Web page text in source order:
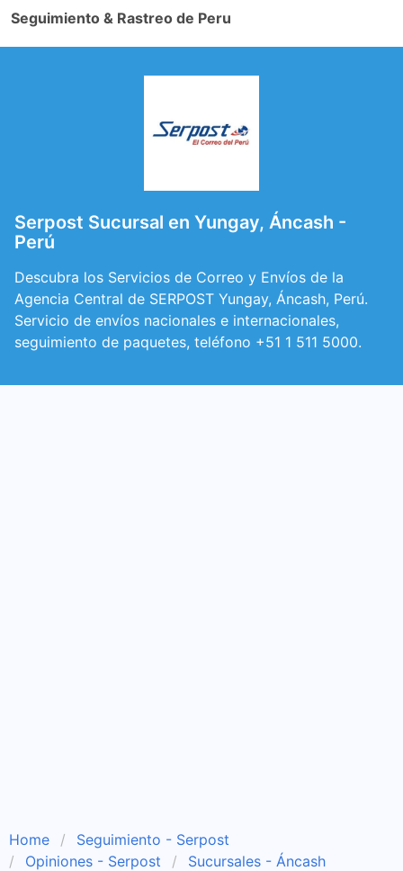
Seguimiento & Rastreo de Peru
Serpost Sucursal en Yungay, Áncash -
Perú
Descubra los Servicios de Correo y Envíos de la
Agencia Central de SERPOST Yungay, Áncash, Perú.
Servicio de envíos nacionales e internacionales,
seguimiento de paquetes, teléfono +51 1 511 5000.
Home
Seguimiento - Serpost
Opiniones - Serpost
Sucursales - Áncash